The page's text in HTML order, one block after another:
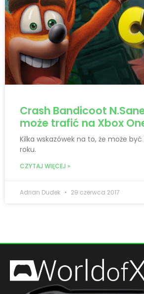
Crash Bandicoot
może trafić na Xbox
Kilka wskazówek na to, że może
roku.
CZYTAJ WIĘCEJ »
Adrian Dudek 29 czerwca 2017